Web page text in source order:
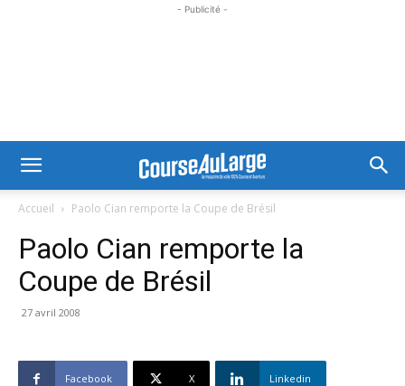
- Publicité -
Accueil Paolo Cian remporte la Coupe de Brésil
Paolo Cian remporte la
Coupe de Brésil
27 avril 2008
Facebook X Linkedin